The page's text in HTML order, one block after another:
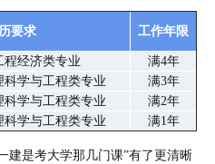
要求 工作年限
程经济类专业
满4年
学与工程类专业
满3年
学与工程类专业
满2年
学与工程类专业 满1年
建是考大学那几门课”有了更清晰